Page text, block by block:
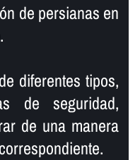
de persianas en
diferentes tipos,
de seguridad,
de una manera